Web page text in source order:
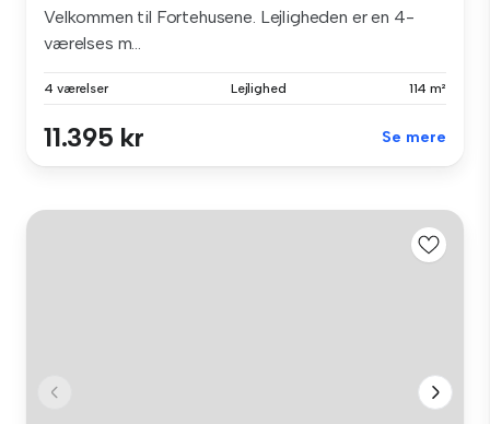
Velkommen til Fortehusene. Lejligheden er en 4-
værelses m...
4 værelser Lejlighed 114 m²
11.395 kr Se mere